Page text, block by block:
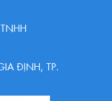
ĐỊNH, TP.